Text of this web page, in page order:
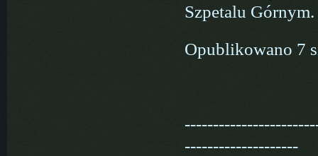
Szpetalu Górnym.
Opublikowano 7
--------------------